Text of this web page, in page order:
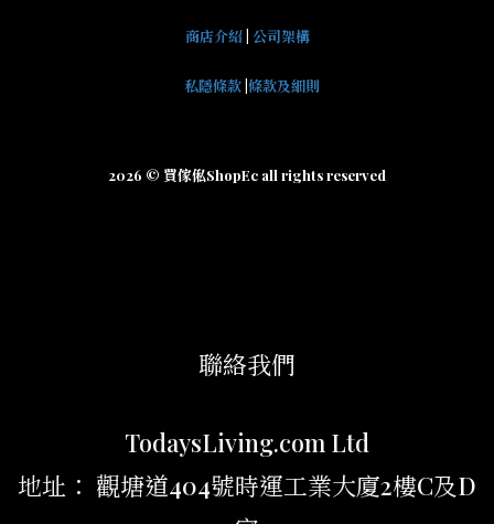
商店介紹| 公司架構
私隱條款 條款及細則
2026 © 買傢俬ShopEc all rights reserved
聯絡我們
TodaysLiving.com Ltd
地址： 觀塘道404號時運工業大廈2樓C及D